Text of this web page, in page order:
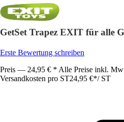
GetSet Trapez EXIT für alle
Erste Bewertung schreiben
Preis — 24,95 € * Alle Preise inkl.
Versandkosten pro ST24,95 €*/ ST